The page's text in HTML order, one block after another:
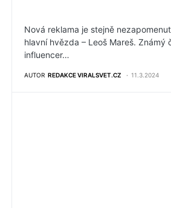
Nová reklama je stejně
hlavní hvězda – Leoš Mareš. Známý
influencer…
AUTOR REDAKCE VIRALSVET.CZ 11.3.2024